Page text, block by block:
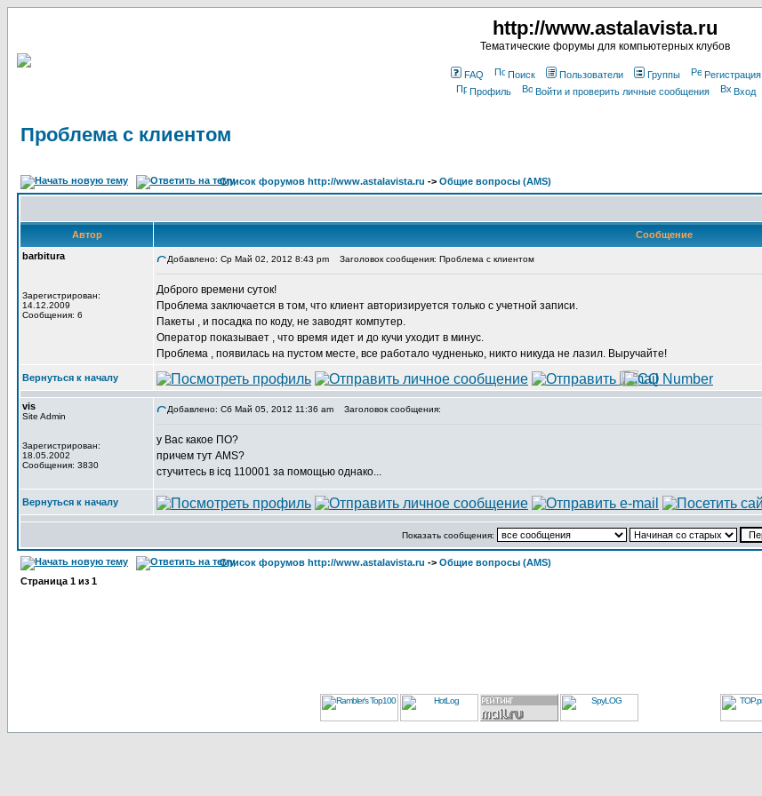
http://www.astalavista.ru
Тематические форумы для компьютерных клубов
FAQ Поиск Пользователи Группы
Регистрация
Профиль
Войти и проверить личные сообщения Вход
Проблема с клиентом
Список форумов http://www.astalavista.ru -> Общие вопросы (AMS)
Автор
Сообщение
barbitura
Зарегистрирован:
14.12.2009
Сообщения: 6
Добавлено: Ср Май 02, 2012 8:43 pm Заголовок сообщения: Проблема с клиентом
Доброго времени суток!
Проблема заключается в том, что клиент авторизируется только с учетной записи.
Пакеты , и посадка по коду, не заводят компутер.
Оператор показывает , что время идет и до кучи уходит в минус.
Проблема , появилась на пустом месте, все работало чудненько, никто никуда не лазил. Выручайте!
Вернуться к началу
vis
Site Admin
Зарегистрирован:
18.05.2002
Сообщения: 3830
Добавлено: Сб Май 05, 2012 11:36 am Заголовок сообщения:
у Вас какое ПО?
причем тут AMS?
стучитесь в icq 110001 за помощью однако...
Вернуться к началу
Показать сообщения:
Список форумов http://www.astalavista.ru -> Общие вопросы (AMS)
Страница 1 из 1